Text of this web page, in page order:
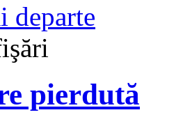
departe
pierdută